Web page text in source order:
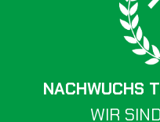
WIR
NACHWUCHS